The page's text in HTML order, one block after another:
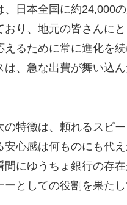
、日本全国に約24,000
おり、地元の皆さんに
えるために常に進化を
は、急な出費が舞い込
の特徴は、頼れるスピ
安心感は何ものにも代
間にゆうちょ銀行の存
としての役割を果たし